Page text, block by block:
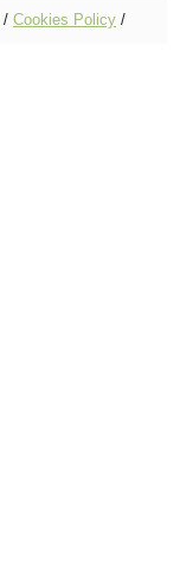
/ Cookies Policy /